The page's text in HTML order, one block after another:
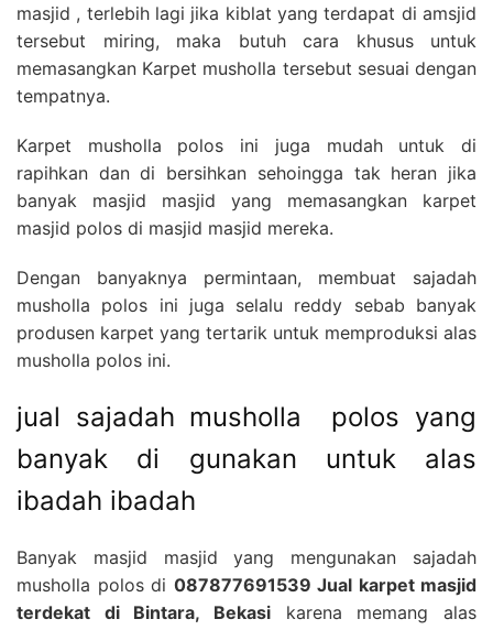
masjid , terlebih lagi jika kiblat yang terdapat di amsjid
tersebut miring, maka butuh cara khusus untuk
memasangkan Karpet musholla tersebut sesuai dengan
tempatnya.
Karpet musholla polos ini juga mudah untuk di
rapihkan dan di bersihkan sehoingga tak heran jika
banyak masjid masjid yang memasangkan karpet
masjid polos di masjid masjid mereka.
Dengan banyaknya permintaan, membuat sajadah
musholla polos ini juga selalu reddy sebab banyak
produsen karpet yang tertarik untuk memproduksi alas
musholla polos ini.
jual sajadah musholla polos yang
banyak di gunakan untuk alas
ibadah ibadah
Banyak masjid masjid yang mengunakan sajadah
musholla polos di 087877691539 Jual karpet masjid
terdekat di Bintara, Bekasi karena memang alas